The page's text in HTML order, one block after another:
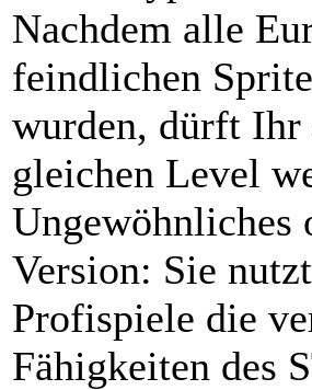
Nachdem alle
feindlichen
wurden, dürft
gleichen Level
Version: Sie
Profispiele die
Fähigkeiten des